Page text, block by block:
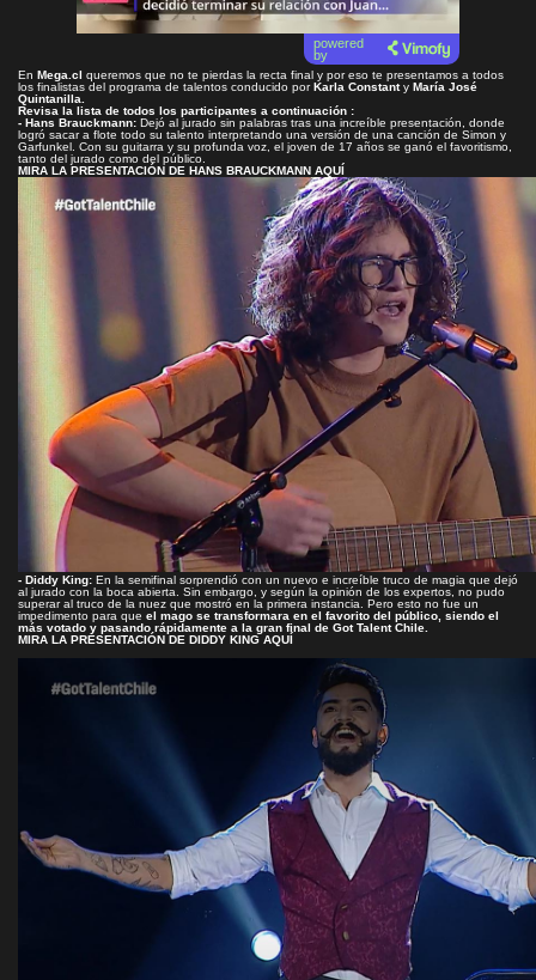
powered
by
En Mega.cl queremos que no te pierdas la recta final y por eso te presentamos a todos
los finalistas del programa de talentos conducido porKarla Constanty María José
Quintanilla.
Revisa la lista de todos los participantes a continuación :
- Hans Brauckmann: Dejó al jurado sin palabras tras una increíble presentación, donde
logró sacar a flote todo su talento interpretando una versión de una canción de Simon y
Garfunkel. Con su guitarra y su profunda voz, el joven de 17 años se ganó el favoritismo,
tanto del jurado como del público.
MIRA LA PRESENTACIÓN DE HANS BRAUCKMANN AQUÍ
- Diddy King: En la semifinal sorprendió con un nuevo e increíble truco de magia que dejó
al jurado con la boca abierta. Sin embargo, y según la opinión de los expertos, no pudo
superar al truco de la nuez que mostró en la primera instancia. Pero esto no fue un
impedimento para que el mago se transformara en el favorito del público, siendo el
más votado y pasando rápidamente a la gran final de Got Talent Chile.
MIRA LA PRESENTACIÓN DE DIDDY KING AQUÍ